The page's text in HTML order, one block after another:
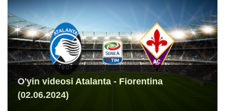
O'yin videosi Atalanta - Fiorentina
(02.06.2024)